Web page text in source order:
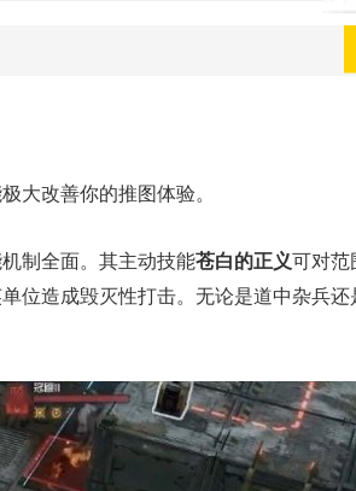
大改善你的推图体验。
制全面。其主动技能苍白的正义可对范
位造成毁灭性打击。无论是道中杂兵